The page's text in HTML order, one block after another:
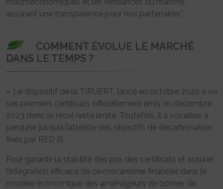
macroéconomiques et les tendances du marché,
assurant une transparence pour nos partenaires”.
COMMENT ÉVOLUE LE MARCHÉ
DANS LE TEMPS ?
« Le dispositif de la TIRUERT, lancé en octobre 2022 a vu
ses premiers certificats officiellement émis en décembre
2023 donc le recul reste limité. Toutefois, il a vocation à
perdurer jusqu’à l’atteinte des objectifs de décarbonation
fixés par RED III.
Pour garantir la stabilité des prix des certificats et assurer
l’intégration efficace de ce mécanisme financier dans le
modèle économique des aménageurs de bornes de